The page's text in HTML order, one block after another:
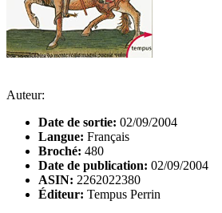
Auteur:
Date de sortie: 02/09/2004
Langue: Français
Broché: 480
Date de publication: 02/09/2004
ASIN: 2262022380
Éditeur: Tempus Perrin